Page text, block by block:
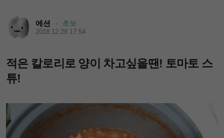
에션 · 초보
2018.12.28 17:54
적은 칼로리로 양이 차고싶을땐! 토마토 스
튜!